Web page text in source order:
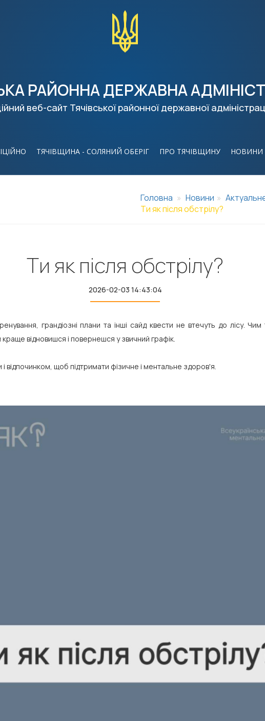
РАЙОННА ДЕРЖАВНА
веб-сайт Тячівської районної державної
ТЯЧІВЩИНА - СОЛЯНИЙ ОБЕРІГ ПРО ТЯЧІВЩИНУ НОВИНИ
Головна Новини
Ти як після обстрілу?
Ти як після обстрілу?
2026-02-03 14:43:04
грандіозні плани та інші сайд квести не втечуть до лісу.
краще відновишся і повернешся у звичний графік.
відпочинком, щоб підтримати фізичне і ментальне здоров'я.